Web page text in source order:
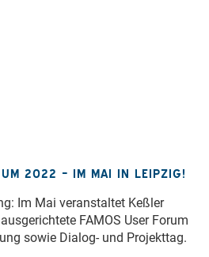
2022 – IM MAI IN LEIPZIG!
Im Mai veranstaltet Keßler
FAMOS User Forum
sowie Dialog- und Projekttag.